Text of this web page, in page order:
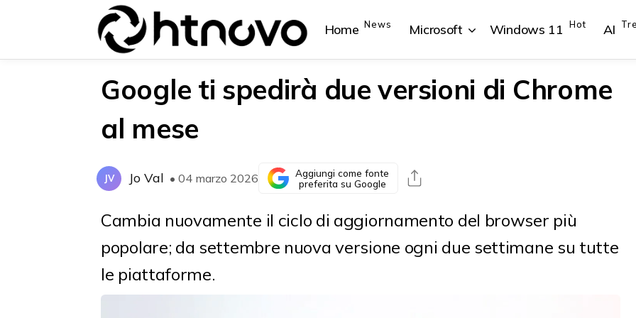
Home News Microsoft
{{POSTS[0].LABEL}}
Windows 11 Hot AI
{{POSTS[0].LABEL}}
Google ti spedirà due versioni di Chrome
al mese
JV Jo Val • 04 marzo 2026
Aggiungi come fonte
preferita su Google
Cambia nuovamente il ciclo di aggiornamento del browser più
popolare; da settembre nuova versione ogni due settimane su tutte
le piattaforme.